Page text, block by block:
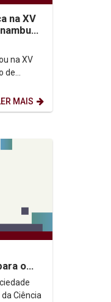
na XV
na XV
de
MAIS
o
Ciência